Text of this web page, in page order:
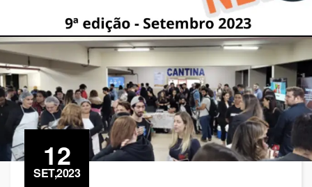
12
SET,2023